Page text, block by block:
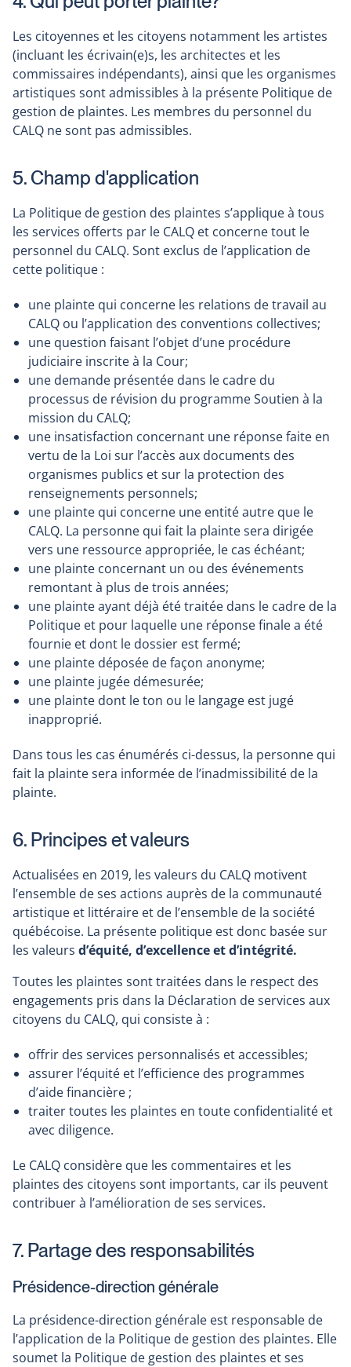
Les citoyennes et les citoyens notamment les artistes
(incluant les écrivain(e)s, les architectes et les
commissaires indépendants), ainsi que les organismes
artistiques sont admissibles à la présente Politique de
gestion de plaintes. Les membres du personnel du
CALQ ne sont pas admissibles.
5. Champ d'application
La Politique de gestion des plaintes s’applique à tous
les services offerts par le CALQ et concerne tout le
personnel du CALQ. Sont exclus de l’application de
cette politique :
une plainte qui concerne les relations de travail au
CALQ ou l’application des conventions collectives;
une question faisant l’objet d’une procédure
judiciaire inscrite à la Cour;
une demande présentée dans le cadre du
processus de révision du programme Soutien à la
mission du CALQ;
une insatisfaction concernant une réponse faite en
vertu de la Loi sur l’accès aux documents des
organismes publics et sur la protection des
renseignements personnels;
une plainte qui concerne une entité autre que le
CALQ. La personne qui fait la plainte sera dirigée
vers une ressource appropriée, le cas échéant;
une plainte concernant un ou des événements
remontant à plus de trois années;
une plainte ayant déjà été traitée dans le cadre de la
Politique et pour laquelle une réponse finale a été
fournie et dont le dossier est fermé;
une plainte déposée de façon anonyme;
une plainte jugée démesurée;
une plainte dont le ton ou le langage est jugé
inapproprié.
Dans tous les cas énumérés ci-dessus, la personne qui
fait la plainte sera informée de l’inadmissibilité de la
plainte.
6. Principes et valeurs
Actualisées en 2019, les valeurs du CALQ motivent
l’ensemble de ses actions auprès de la communauté
artistique et littéraire et de l’ensemble de la société
québécoise. La présente politique est donc basée sur
les valeurs d’équité, d’excellence et d’intégrité.
Toutes les plaintes sont traitées dans le respect des
engagements pris dans la Déclaration de services aux
citoyens du CALQ, qui consiste à :
offrir des services personnalisés et accessibles;
assurer l’équité et l’efficience des programmes
d’aide financière ;
traiter toutes les plaintes en toute confidentialité et
avec diligence.
Le CALQ considère que les commentaires et les
plaintes des citoyens sont importants, car ils peuvent
contribuer à l’amélioration de ses services.
7. Partage des responsabilités
Présidence-direction générale
La présidence-direction générale est responsable de
l’application de la Politique de gestion des plaintes. Elle
soumet la Politique de gestion des plaintes et ses